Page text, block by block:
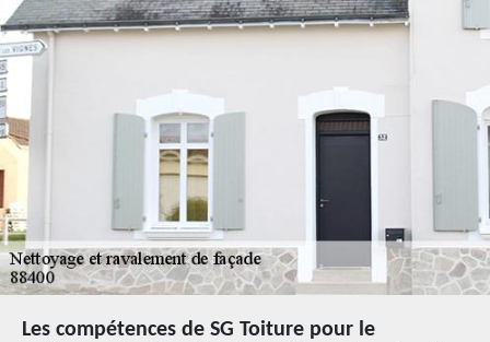
Les compétences de SG Toiture pour le